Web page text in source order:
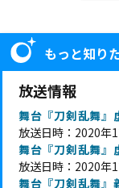
もっと知り
放送情報
舞台『刀剣乱舞』
放送日時：2020年
舞台『刀剣乱舞』
放送日時：2020年
舞台『刀剣乱舞』